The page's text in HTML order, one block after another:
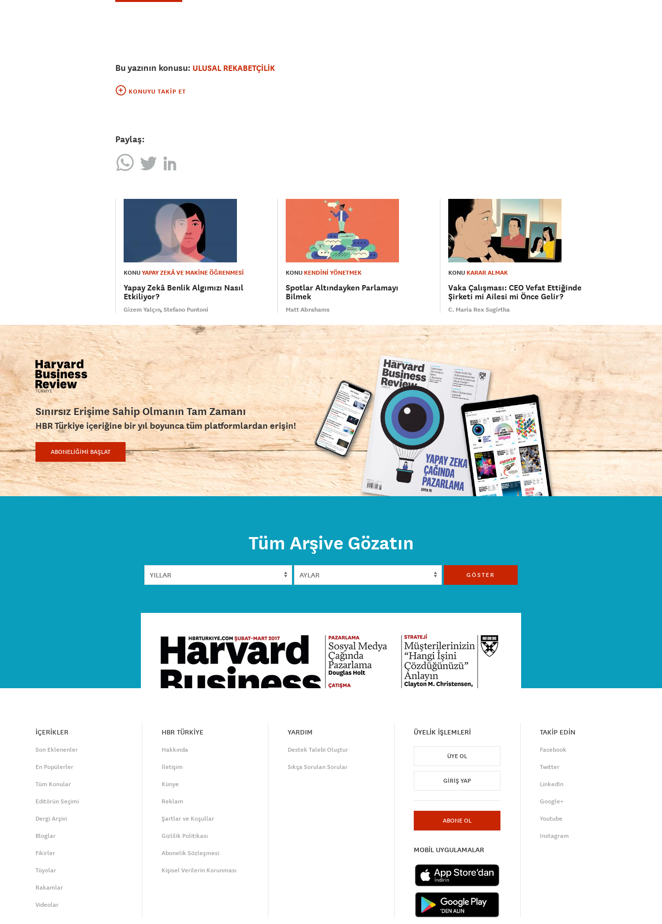
Bu yazının konusu: ULUSAL REKABETÇİLİK
KONUYU TAKIP ET
Paylaş:
KONUYAPAY ZEKÂ VE MAKİNE ÖĞRENMESİ
Yapay Zekâ Benlik Algımızı Nasıl
Etkiliyor?
Gizem Yalçın Stefano Puntoni
KONU KENDİNİ YÖNETMEK
Spotlar Altındayken Parlamayı
Bilmek
Matt Abrahams
KONU KARAR ALMAK
Vaka Çalışması: CEO Vefat Ettiğinde
Şirketi mi Ailesi mi Önce Gelir?
C. Maria Rex Sugirtha
Sınırsız Erişime Sahip Olmanın Tam Zamanı
HBR Türkiye içeriğine bir yıl boyunca tüm platformlardan erişin!
ABONELİĞİMİ BAŞLAT
Tüm Arşive Gözatın
GÖSTER
İÇERİKLER
Son Eklenenler
En Popülerler
Tüm Konular
Editörün Seçimi
Dergi Arşivi
Bloglar
Fikirler
Tüyolar
Rakamlar
Videolar
HBR TÜRKİYE
Hakkında
İletişim
Künye
Reklam
Şartlar ve Koşullar
Gizlilik Politikası
Abonelik Sözleşmesi
Kişisel Verilerin Korunması
YARDIM
Destek Talebi Oluştur
Sıkça Sorulan Sorular
ÜYELİK İŞLEMLERİ
ÜYE OL
GIRIŞ YAP
ABONE OL
MOBİL UYGULAMALAR
TAKİP EDİN
Facebook
Twitter
LinkedIn
Google+
Youtube
Instagram